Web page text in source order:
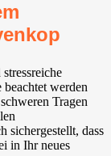
werden
Tragen
sichergestellt, dass
in Ihr neues